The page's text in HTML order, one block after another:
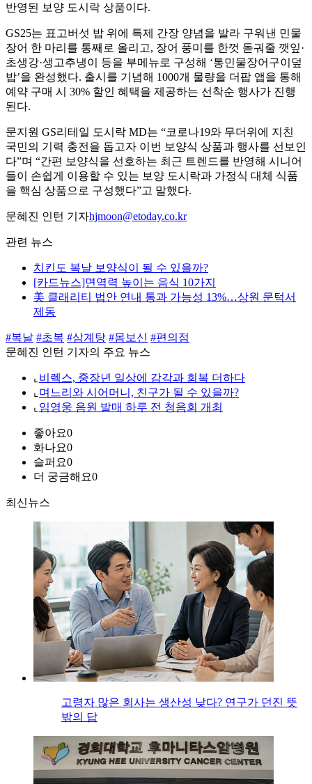
반영된 보양 도시락 상품이다.
GS25는 표고버섯 밥 위에 특제 간장 양념을 발라 구워낸 민물
장어 한 마리를 통째로 올리고, 장어 풍미를 한껏 돋궈줄 깻잎·
초생강·생고추냉이 등을 부메뉴로 구성해 ‘통민물장어구이덮
밥’을 완성했다. 출시를 기념해 1000개 물량을 더팝 앱을 통해
예약 구매 시 30% 할인 혜택을 제공하는 선착순 행사가 진행
된다.
문지원 GS리테일 도시락 MD는 “코로나19와 무더위에 지친
국민의 기력 충전을 돕고자 이번 보양식 상품과 행사를 선보인
다”며 “간편 보양식을 선호하는 최근 트렌드를 반영해 시니어
들이 손쉽게 이용할 수 있는 보양 도시락과 가정식 대체 식품
을 핵심 상품으로 구성했다”고 말했다.
문혜진 인턴 기자hjmoon@etoday.co.kr
관련 뉴스
치킨도 복날 보양식이 될 수 있을까?
[카드뉴스]면역력 높이는 음식 10가지
美 클래리티 법안 연내 통과 가능성 13%…상원 문턱서
제동
#복날 #초복 #삼계탕 #몸보신 #편의점
문혜진 인턴 기자의 주요 뉴스
⌞ 비렉스, 중장년 일상에 감각과 회복 더하다
⌞ 며느리와 시어머니, 친구가 될 수 있을까?
⌞ 임영웅 음원 발매 하루 전 청음회 개최
좋아요0
화나요0
슬퍼요0
더 궁금해요0
최신뉴스
고령자 많은 회사는 생산성 낮다? 연구가 던진 뜻
밖의 답